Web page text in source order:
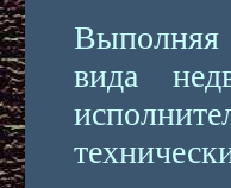
Выполняя
вида